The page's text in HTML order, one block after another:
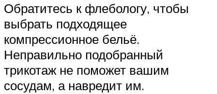
Обратитесь к флебологу, чтобы
выбрать подходящее
компрессионное бельё.
Неправильно подобранный
трикотаж не поможет вашим
сосудам, а навредит им.